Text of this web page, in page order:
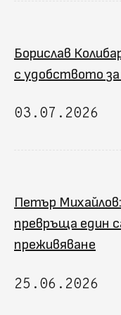
Борислав
с удобството
03.07.2026
Петър
превръща един
преживяване
25.06.2026